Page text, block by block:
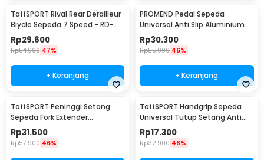
TaffSPORT Rival Rear Derailleur
Biycle Sepeda 7 Speed - RD-
TX35
Rp29.600
Rp54.900 47%
+ Keranjang
PROMEND Pedal Sepeda
Universal Anti Slip Aluminium
Alloy - JT410
Rp30.300
Rp55.900 46%
+ Keranjang
TaffSPORT Peninggi Setang
Sepeda Fork Extender
Aluminium Alloy 121mm - SD53
Rp31.500
Rp57.900 46%
TaffSPORT Handgrip Sepeda
Universal Tutup Setang Anti
Slip Handlebar - CL8455
Rp17.300
Rp32.900 48%